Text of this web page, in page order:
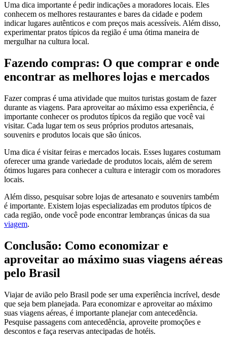
Uma dica importante é pedir indicações a moradores locais. Eles
conhecem os melhores restaurantes e bares da cidade e podem
indicar lugares autênticos e com preços mais acessíveis. Além disso,
experimentar pratos típicos da região é uma ótima maneira de
mergulhar na cultura local.
Fazendo compras: O que comprar e onde
encontrar as melhores lojas e mercados
Fazer compras é uma atividade que muitos turistas gostam de fazer
durante as viagens. Para aproveitar ao máximo essa experiência, é
importante conhecer os produtos típicos da região que você vai
visitar. Cada lugar tem os seus próprios produtos artesanais,
souvenirs e produtos locais que são únicos.
Uma dica é visitar feiras e mercados locais. Esses lugares costumam
oferecer uma grande variedade de produtos locais, além de serem
ótimos lugares para conhecer a cultura e interagir com os moradores
locais.
Além disso, pesquisar sobre lojas de artesanato e souvenirs também
é importante. Existem lojas especializadas em produtos típicos de
cada região, onde você pode encontrar lembranças únicas da sua
viagem.
Conclusão: Como economizar e
aproveitar ao máximo suas viagens aéreas
pelo Brasil
Viajar de avião pelo Brasil pode ser uma experiência incrível, desde
que seja bem planejada. Para economizar e aproveitar ao máximo
suas viagens aéreas, é importante planejar com antecedência.
Pesquise passagens com antecedência, aproveite promoções e
descontos e faça reservas antecipadas de hotéis.